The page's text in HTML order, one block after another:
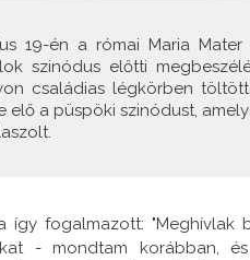
19-én a római Maria
szinódus előtti
családias légkörben
elő a püspöki szinódust,
így fogalmazott:
- mondtam korábban,